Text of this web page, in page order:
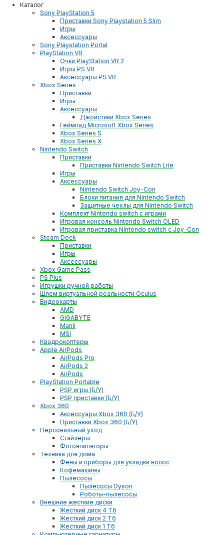
Каталог
Sony PlayStation 5
Приставки Sony Playstation 5 Slim
Игры
Аксессуары
Sony Playstation Portal
PlayStation VR
Очки PlayStation VR 2
Игры PS VR
Аксессуары PS VR
Xbox Series
Приставки
Игры
Аксессуары
Джойстики Xbox Series
Геймпад Microsoft Xbox Series
Xbox Series S
Xbox Series X
Nintendo Switch
Приставки
Приставки Nintendo Switch Lite
Игры
Аксессуары
Nintendo Switch Joy-Con
Блоки питания для Nintendo Switch
Защитные чехлы для Nintendo Switch
Комплект Nintendo switch с играми
Игровая консоль Nintendo Switch OLED
Игровая приставка Nintendo switch с Joy-Con
Steam Deck
Приставки
Игры
Аксессуары
Xbox Game Pass
PS Plus
Игрушки ручной работы
Шлем виртуальной реальности Oculus
Видеокарты
AMD
GIGABYTE
Manli
MSI
Квадрокоптеры
Apple AirPods
AirPods Pro
AirPods 2
AirPods
PlayStation Portable
PSP игры (Б/У)
PSP приставки (Б/У)
Xbox 360
Аксессуары Xbox 360 (Б/У)
Приставки Xbox 360 (Б/У)
Персональный уход
Стайлеры
Фотоэпиляторы
Техника для дома
Фены и приборы для укладки волос
Кофемашины
Пылесосы
Пылесосы Dyson
Роботы-пылесосы
Внешние жесткие диски
Жесткий диск 4 Тб
Жесткий диск 2 Тб
Жесткий диск 1 Тб